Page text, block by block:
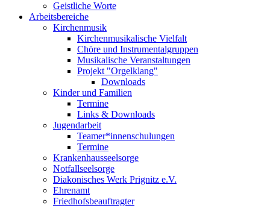
Geistliche Worte
Arbeitsbereiche
Kirchenmusik
Kirchenmusikalische Vielfalt
Chöre und Instrumentalgruppen
Musikalische Veranstaltungen
Projekt "Orgelklang"
Downloads
Kinder und Familien
Termine
Links & Downloads
Jugendarbeit
Teamer*innenschulungen
Termine
Krankenhausseelsorge
Notfallseelsorge
Diakonisches Werk Prignitz e.V.
Ehrenamt
Friedhofsbeauftragter